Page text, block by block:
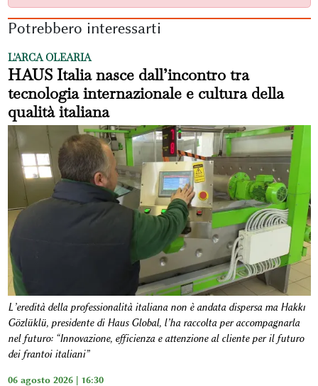
Potrebbero interessarti
L'ARCA OLEARIA
HAUS Italia nasce dall’incontro tra
tecnologia internazionale e cultura della
qualità italiana
L’eredità della professionalità italiana non è andata dispersa ma Hakkı
Gözlüklü, presidente di Haus Global, l’ha raccolta per accompagnarla
nel futuro: “Innovazione, efficienza e attenzione al cliente per il futuro
dei frantoi italiani”
06 agosto 2026 | 16:30